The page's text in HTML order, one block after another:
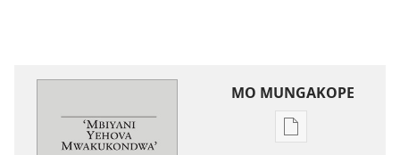
MO MUNGAKOPE
Nthowa